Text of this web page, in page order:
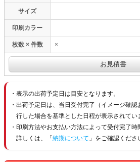
サイズ
印刷カラー
枚数 × 件数 ×
表示の出荷予定日は目安となります。
出荷予定日は、当日受付完了（イメージ確認
行した場合を基準とした日程が表示されてい
印刷方法やお支払い方法によって受付完了時
詳しくは、「 納期について 」をご確認くださ